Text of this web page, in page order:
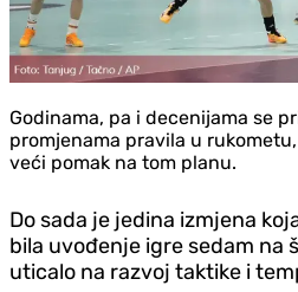
Godinama, pa i decenijama se
promjenama pravila u
veći pomak na tom planu.
Do sada je jedina izmjena
bila uvođenje igre sedam na
uticalo na razvoj taktike i